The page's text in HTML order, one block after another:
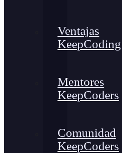
Ventajas
KeepCoding
Mentores
KeepCoders
Comunidad
KeepCoders